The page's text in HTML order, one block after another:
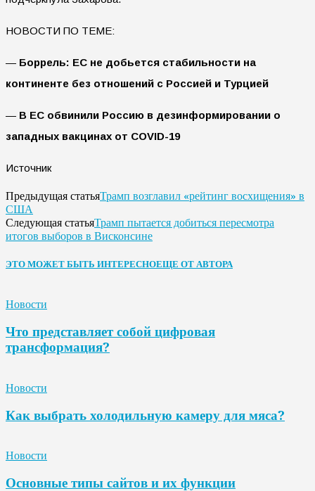
НОВОСТИ ПО ТЕМЕ:
— Боррель: ЕC не добьется стабильности на
континенте без отношений с Россией и Турцией
— В ЕС обвинили Россию в дезинформировании о
западных вакцинах от COVID-19
Источник
Предыдущая статьяТрамп возглавил «рейтинг восхищения» в
США
Следующая статьяТрамп пытается добиться пересмотра
итогов выборов в Висконсине
ЭТО МОЖЕТ БЫТЬ ИНТЕРЕСНОЕЩЕ ОТ АВТОРА
Новости
Что представляет собой цифровая
трансформация?
Новости
Как выбрать холодильную камеру для мяса?
Новости
Основные типы сайтов и их функции